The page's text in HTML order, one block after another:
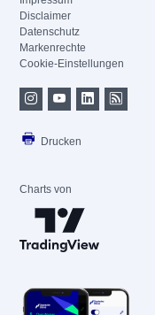
Disclaimer
Datenschutz
Markenrechte
Cookie-Einstellungen
Drucken
Charts von